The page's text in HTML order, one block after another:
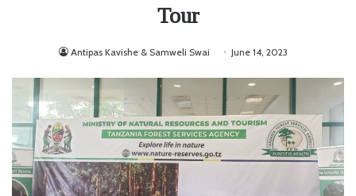
Tour
Antipas Kavishe & Samweli Swai June 14, 2023